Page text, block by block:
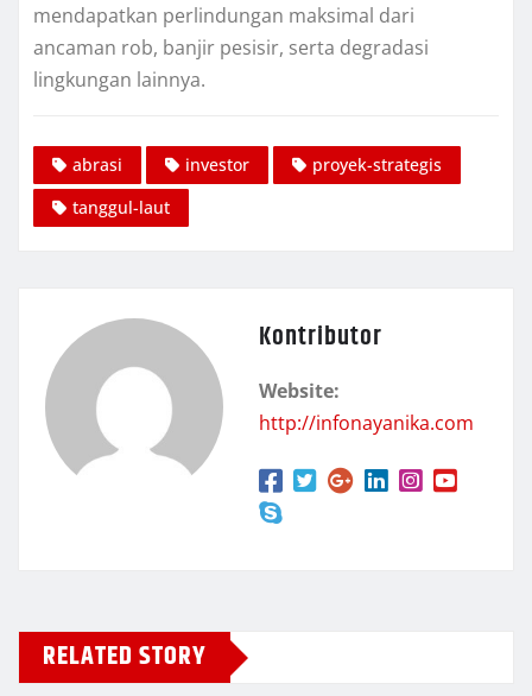
mendapatkan perlindungan maksimal dari
ancaman rob, banjir pesisir, serta degradasi
lingkungan lainnya.
abrasi investor
proyek-strategis
tanggul-laut
Kontributor
Website:
http://infonayanika.com
RELATED STORY